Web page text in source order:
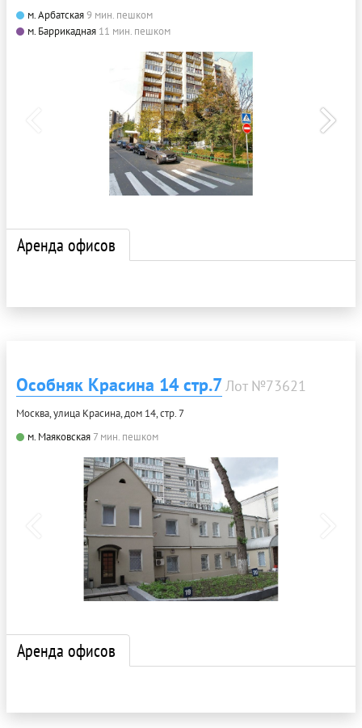
м. Арбатская9 мин. пешком
м. Баррикадная 11 мин. пешком
Аренда офисов
Особняк Красина 14 стр.7Лот №73621
Москва, улица Красина, дом 14, стр. 7
м. Маяковская 7 мин. пешком
Аренда офисов